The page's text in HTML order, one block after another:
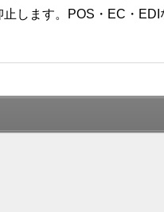
します。POS・EC・EDI